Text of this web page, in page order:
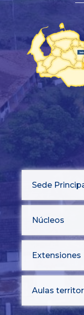
Sede
Núcleos
Extensiones
Aulas